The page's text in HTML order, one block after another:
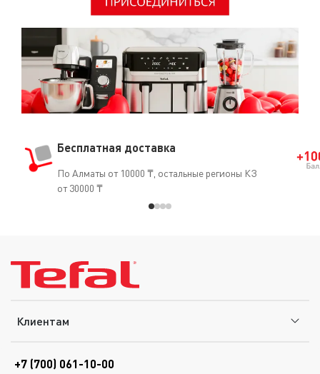
и высокое качество. Серия Opti'Space — это
идеальное сочетание инноваций, комфорта и
эргономичности, которое делает каждый процесс
приготовления пищи легким и удобным.
Бесплатная доставка
По Алматы от 10000 ₸, остальные регионы КЗ
от 30000 ₸
Клиентам
+7 (700) 061-10-00